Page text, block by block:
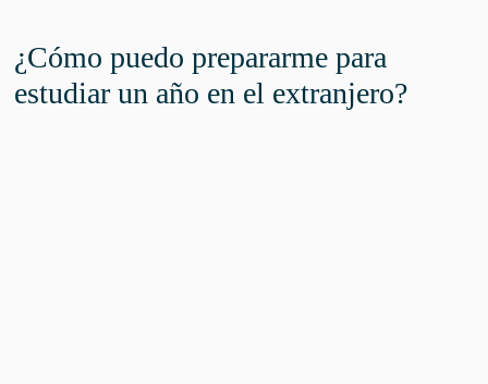
¿Cómo puedo prepararme para
estudiar un año en el extranjero?